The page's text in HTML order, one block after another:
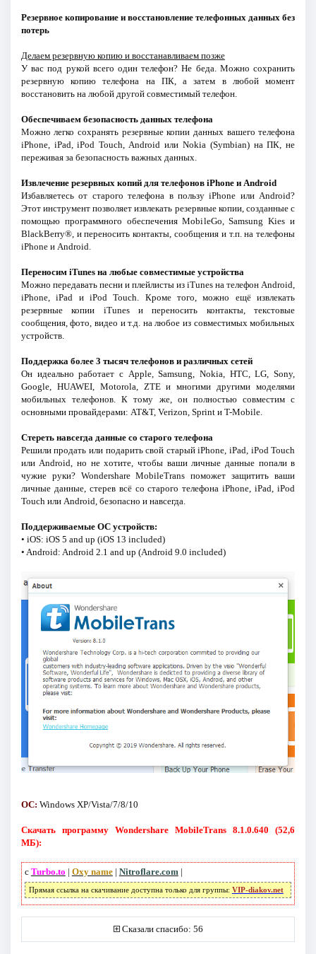
Резервное копирование и восстановление телефонных данных без
потерь
Делаем резервную копию и восстанавливаем позже
У вас под рукой всего один телефон? Не беда. Можно сохранить
резервную копию телефона на ПК, а затем в любой момент
восстановить на любой другой совместимый телефон.
Обеспечиваем безопасность данных телефона
Можно легко сохранять резервные копии данных вашего телефона
iPhone, iPad, iPod Touch, Android или Nokia (Symbian) на ПК, не
переживая за безопасность важных данных.
Извлечение резервных копий для телефонов iPhone и Android
Избавляетесь от старого телефона в пользу iPhone или Android?
Этот инструмент позволяет извлекать резервные копии, созданные с
помощью программного обеспечения MobileGo, Samsung Kies и
BlackBerry®, и переносить контакты, сообщения и т.п. на телефоны
iPhone и Android.
Переносим iTunes на любые совместимые устройства
Можно передавать песни и плейлисты из iTunes на телефон Android,
iPhone, iPad и iPod Touch. Кроме того, можно ещё извлекать
резервные копии iTunes и переносить контакты, текстовые
сообщения, фото, видео и т.д. на любое из совместимых мобильных
устройств.
Поддержка более 3 тысяч телефонов и различных сетей
Он идеально работает с Apple, Samsung, Nokia, HTC, LG, Sony,
Google, HUAWEI, Motorola, ZTE и многими другими моделями
мобильных телефонов. К тому же, он полностью совместим с
основными провайдерами: AT&T, Verizon, Sprint и T-Mobile.
Стереть навсегда данные со старого телефона
Решили продать или подарить свой старый iPhone, iPad, iPod Touch
или Android, но не хотите, чтобы ваши личные данные попали в
чужие руки? Wondershare MobileTrans поможет защитить ваши
личные данные, стерев всё со старого телефона iPhone, iPad, iPod
Touch или Android, безопасно и навсегда.
Поддерживаемые ОС устройств:
• iOS: iOS 5 and up (iOS 13 included)
• Android: Android 2.1 and up (Android 9.0 included)
ОС: Windows XP/Vista/7/8/10
Скачать программу Wondershare MobileTrans 8.1.0.640 (52,6
МБ):
с Turbo.to | Oxy name| Nitroflare.com|
Прямая ссылка на скачивание доступна только для группы: VIP-diakov.net
Сказали спасибо: 56